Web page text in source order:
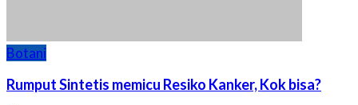
Botani
Rumput Sintetis memicu Resiko Kanker, Kok bisa?